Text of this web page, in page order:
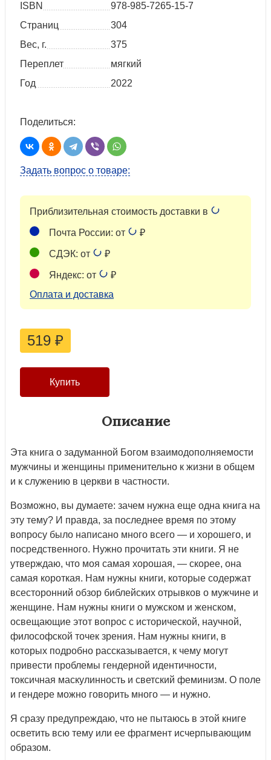
ISBN
978-985-7265-15-7
Страниц
304
Вес, г.
375
Переплет
мягкий
Год
2022
Поделиться:
Задать вопрос о товаре:
Приблизительная стоимость доставки в
Почта России: от ₽
СДЭК: от ₽
Яндекс: от
₽
Оплата и доставка
519 ₽
Описание
Эта книга о задуманной Богом взаимодополняемости
мужчины и женщины применительно к жизни в общем
и к служению в церкви в частности.
Возможно, вы думаете: зачем нужна еще одна книга на
эту тему? И правда, за последнее время по этому
вопросу было написано много всего — и хорошего, и
посредственного. Нужно прочитать эти книги. Я не
утверждаю, что моя самая хорошая, — скорее, она
самая короткая. Нам нужны книги, которые содержат
всесторонний обзор библейских отрывков о мужчине и
женщине. Нам нужны книги о мужском и женском,
освещающие этот вопрос с исторической, научной,
философской точек зрения. Нам нужны книги, в
которых подробно рассказывается, к чему могут
привести проблемы гендерной идентичности,
токсичная маскулинность и светский феминизм. О поле
и гендере можно говорить много — и нужно.
Я сразу предупреждаю, что не пытаюсь в этой книге
осветить всю тему или ее фрагмент исчерпывающим
образом.